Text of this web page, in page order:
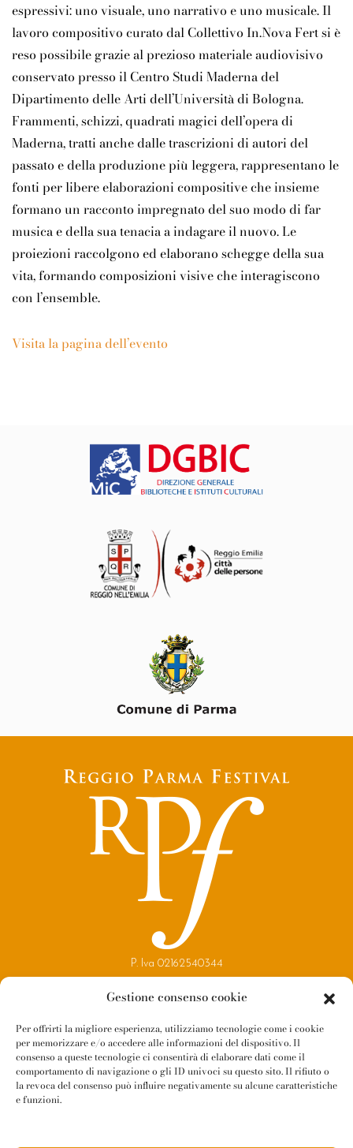
Gestione consenso cookie
Per offrirti la migliore esperienza, utilizziamo tecnologie come i cookie
per memorizzare e/o accedere alle informazioni del dispositivo. Il
consenso a queste tecnologie ci consentirà di elaborare dati come il
comportamento di navigazione o gli ID univoci su questo sito. Il rifiuto o
la revoca del consenso può influire negativamente su alcune caratteristiche
e funzioni.
espressivi: uno visuale, uno narrativo e uno musicale. Il
lavoro compositivo curato dal Collettivo In.Nova Fert si è
reso possibile grazie al prezioso materiale audiovisivo
conservato presso il Centro Studi Maderna del
Dipartimento delle Arti dell’Università di Bologna.
Frammenti, schizzi, quadrati magici dell’opera di
Maderna, tratti anche dalle trascrizioni di autori del
passato e della produzione più leggera, rappresentano le
fonti per libere elaborazioni compositive che insieme
formano un racconto impregnato del suo modo di far
musica e della sua tenacia a indagare il nuovo. Le
proiezioni raccolgono ed elaborano schegge della sua
vita, formando composizioni visive che interagiscono
con l’ensemble.
Visita la pagina dell’evento
P. Iva 02162540344
Reggio Parma Festival
Contatti
Newsletter
Amministrazione Trasparente